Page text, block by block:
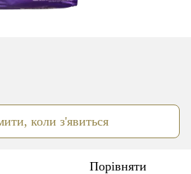
коли з'явиться
Порівняти